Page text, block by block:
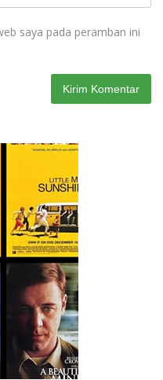
saya pada peramban ini